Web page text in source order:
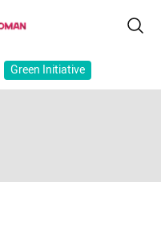
Green Initiative